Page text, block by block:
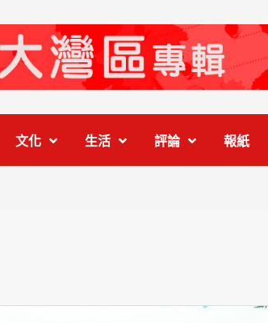
文化 生活 評論 報紙